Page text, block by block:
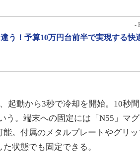
-
う！予算10万円台前半で実現する快
起動から3秒で冷却を開始。10秒
う。端末への固定には「N55」マグ
能。付属のメタルプレートやグリ
状態でも固定できる。